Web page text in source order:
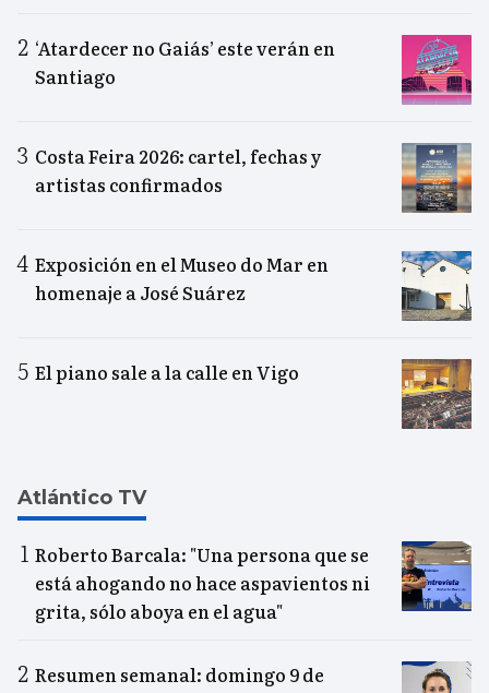
‘Atardecer no Gaiás’ este verán en
Santiago
Costa Feira 2026: cartel, fechas y
artistas confirmados
Exposición en el Museo do Mar en
homenaje a José Suárez
El piano sale a la calle en Vigo
Atlántico TV
Roberto Barcala: "Una persona que se
está ahogando no hace aspavientos ni
grita, sólo aboya en el agua"
Resumen semanal: domingo 9 de